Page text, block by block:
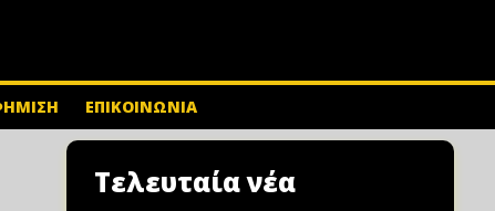
ΕΠΙΚΟΙΝΩΝΙΑ
Τελευταία νέα